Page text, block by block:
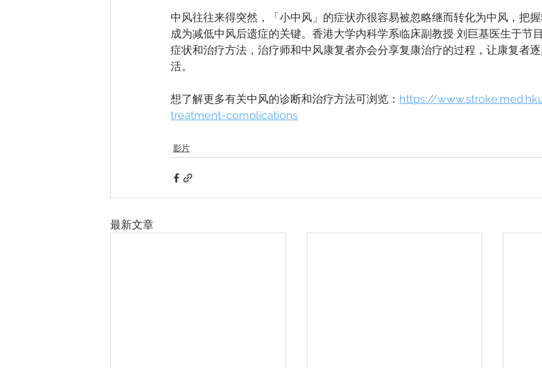
中风往往来得突然，「小中风」的症状亦很容易被忽略继而转化为中风，把
成为减低中风后遗症的关键。香港大学内科学系临床副教授 刘巨基医生于节
症状和治疗方法，治疗师和中风康复者亦会分享复康治疗的过程，让康复者
活。
想了解更多有关中风的诊断和治疗方法可浏览： https://
treatment-complications
影片
最新文章